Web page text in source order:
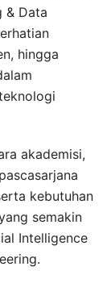
& Data
hingga
akademisi,
kebutuhan
semakin
Intelligence